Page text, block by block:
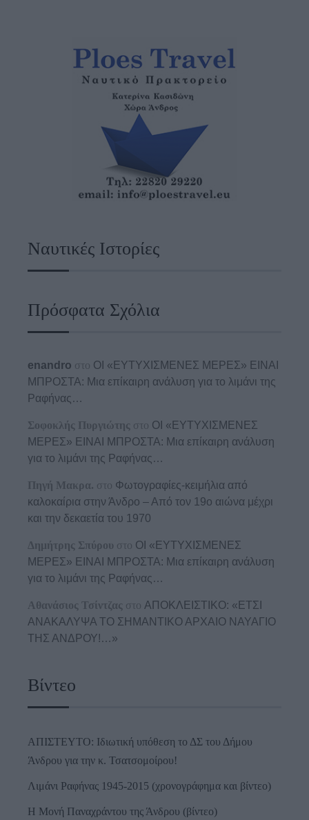
Ναυτικές Ιστορίες
Πρόσφατα Σχόλια
enandro στο ΟΙ «ΕΥΤΥΧΙΣΜΕΝΕΣ ΜΕΡΕΣ» ΕΙΝΑΙ
ΜΠΡΟΣΤΑ: Μια επίκαιρη ανάλυση για το λιμάνι της
Ραφήνας…
Σοφοκλής Πυργιώτης στο ΟΙ «ΕΥΤΥΧΙΣΜΕΝΕΣ
ΜΕΡΕΣ» ΕΙΝΑΙ ΜΠΡΟΣΤΑ: Μια επίκαιρη ανάλυση
για το λιμάνι της Ραφήνας…
Πηγή Μακρα. στο Φωτογραφίες-κειμήλια από
καλοκαίρια στην Άνδρο – Από τον 19ο αιώνα μέχρι
και την δεκαετία του 1970
Δημήτρης Σπύρου στο ΟΙ «ΕΥΤΥΧΙΣΜΕΝΕΣ
ΜΕΡΕΣ» ΕΙΝΑΙ ΜΠΡΟΣΤΑ: Μια επίκαιρη ανάλυση
για το λιμάνι της Ραφήνας…
Αθανάσιος Τσίντζας στο ΑΠΟΚΛΕΙΣΤΙΚΟ: «ΕΤΣΙ
ΑΝΑΚΑΛΥΨΑ ΤΟ ΣΗΜΑΝΤΙΚΟ ΑΡΧΑΙΟ ΝΑΥΑΓΙΟ
ΤΗΣ ΑΝΔΡΟΥ!…»
Βίντεο
ΑΠΙΣΤΕΥΤΟ: Ιδιωτική υπόθεση το ΔΣ του Δήμου
Άνδρου για την κ. Τσατσομοίρου!
Λιμάνι Ραφήνας 1945-2015 (χρονογράφημα και βίντεο)
Η Μονή Παναχράντου της Άνδρου (βίντεο)